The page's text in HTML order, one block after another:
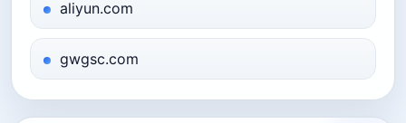
aliyun.com
gwgsc.com